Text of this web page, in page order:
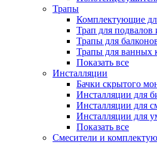
Трапы
Комплектующие
Трап для
Трапы для
Трапы для ванных
Показать все
Инсталляции
Бачки скрытого
Инсталляции для
Инсталляции для
Инсталляции для
Показать все
Смесители и